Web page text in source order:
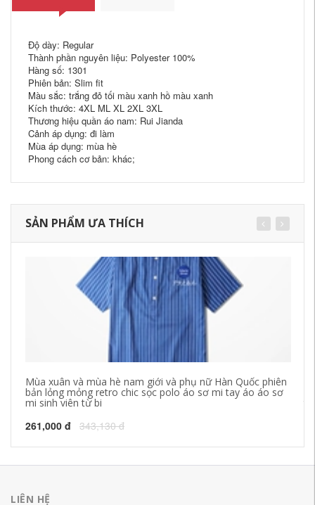
Độ dày: Regular
Thành phần nguyên liệu: Polyester 100%
Hàng số: 1301
Phiên bản: Slim fit
Màu sắc: trắng đỏ tối màu xanh hồ màu xanh
Kích thước: 4XL ML XL 2XL 3XL
Thương hiệu quần áo nam: Rui Jianda
Cảnh áp dụng: đi làm
Mùa áp dụng: mùa hè
Phong cách cơ bản: khác;
SẢN PHẨM ƯA THÍCH
Mùa xuân và mùa hè nam giới và phụ nữ Hàn Quốc phiên
bản lỏng mỏng retro chic sọc polo áo sơ mi tay áo áo sơ
mi sinh viên từ bi
261,000 đ 343,130 đ
LIÊN HỆ